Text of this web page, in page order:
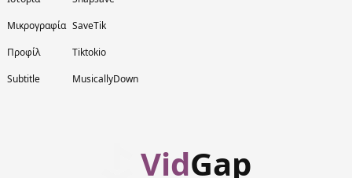
Μικρογραφία
Προφίλ
Subtitle
SaveTik
Tiktokio
MusicallyDown
VidGap